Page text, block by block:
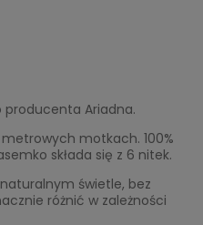
producenta Ariadna.
motkach. 100%
składa się z 6 nitek.
świetle, bez
różnić w zależności